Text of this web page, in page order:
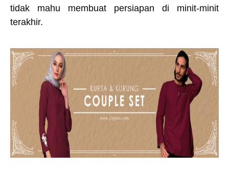
tidak mahu membuat persiapan di minit-minit
terakhir.